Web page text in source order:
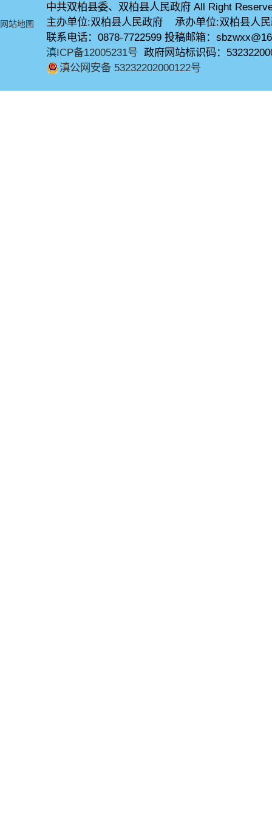
网站地图
中共双柏县委、双柏县人民政府 All Right
主办单位:双柏县人民政府 承办单位:双柏县人
联系电话：0878-7722599 投稿邮箱：
滇ICP备12005231号 政府网站标识码：
滇公网安备 53232202000122号